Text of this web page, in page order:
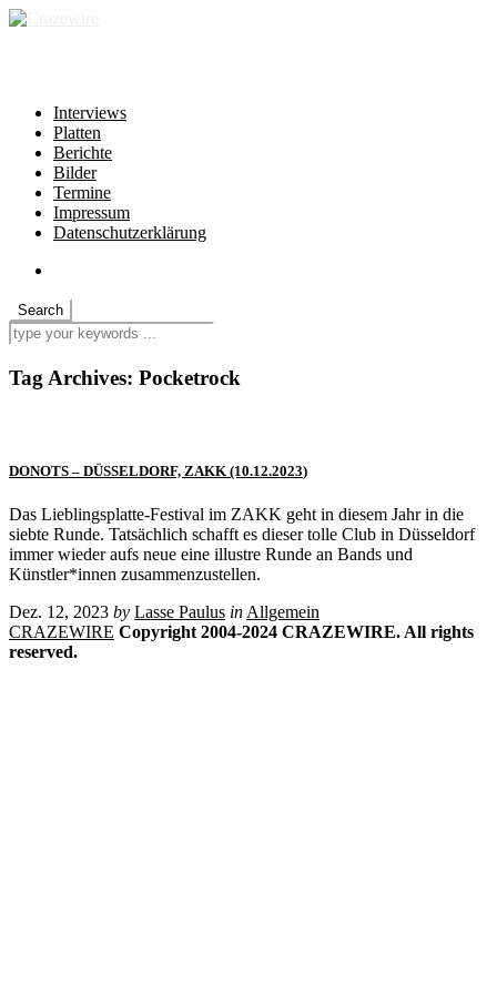
Interviews
Platten
Berichte
Bilder
Termine
Impressum
Datenschutzerklärung
Tag Archives: Pocketrock
DONOTS – DÜSSELDORF, ZAKK (10.12.2023)
Das Lieblingsplatte-Festival im ZAKK geht in diesem Jahr in die
siebte Runde. Tatsächlich schafft es dieser tolle Club in Düsseldorf
immer wieder aufs neue eine illustre Runde an Bands und
Künstler*innen zusammenzustellen.
Dez. 12, 2023 by Lasse Paulus in Allgemein
CRAZEWIRE Copyright 2004-2024 CRAZEWIRE. All rights
reserved.